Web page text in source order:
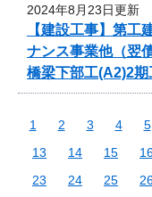
2024年8月23日更新
【建設工事】第
ナンス事業他（翌
橋梁下部工(A2)2
1 2 3 4 5
13
14 15
23
24 25